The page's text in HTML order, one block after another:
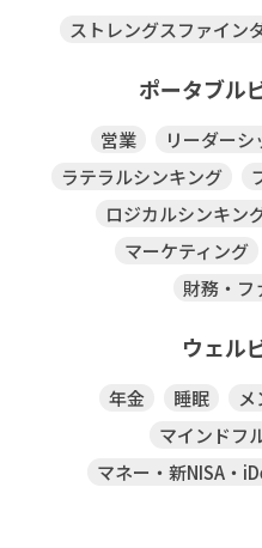
ストレングスファイン
ポータブル
営業 リーダーシ
ラテラルシンキング
ロジカルシンキン
マーケティング
財務・フ
ウェル
年金 睡眠
マインドフ
マネー・新NISA・